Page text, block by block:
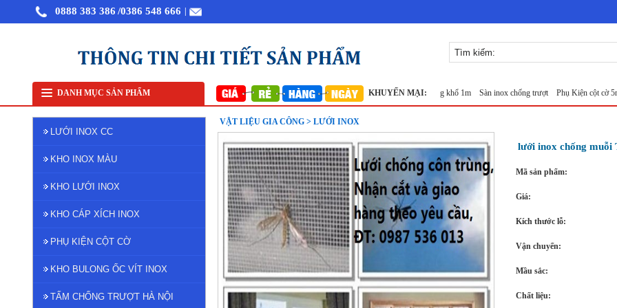
0888 383 386 /0386 548 666
DANH MỤC SẢN PHẨM KHUYẾN MẠI:
Bán lưới inox tại Hà Nội Lưới lọc inox 304 Lưới inox đan ô 7x7mm 304 TLG Thăng Long khổ 1m Sàn inox chống trượt Phụ Kiện cột cờ 5m inox
LƯỚI INOX CC
KHO INOX MÀU
KHO LƯỚI INOX
KHO CÁP XÍCH INOX
PHỤ KIỆN CỘT CỜ
KHO BULONG ỐC VÍT INOX
TẤM CHỐNG TRƯỢT HÀ NỘI
VẬT LIỆU GIA CÔNG > LƯỚI INOX
lưới inox chống muỗi
Mã sản phẩm:
Giá:
Kích thước lỗ:
Vận chuyển:
Mầu sắc:
Chất liệu: